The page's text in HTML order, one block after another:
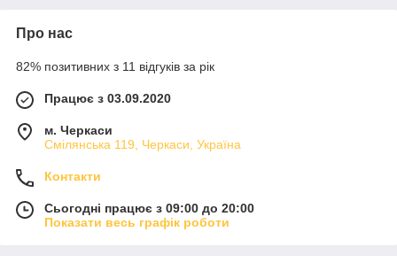
Про нас
82% позитивних з 11 відгуків за рік
Працює з 03.09.2020
м. Черкаси
Смілянська 119, Черкаси, Україна
Контакти
Сьогодні працює з 09:00 до 20:00
Показати весь графік роботи